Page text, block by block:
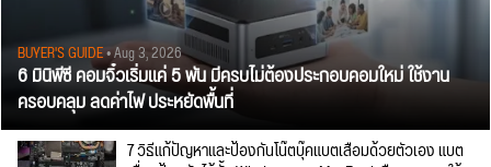
BUYER'S GUIDE• Aug 3, 2026
6 มินิพีซี คอมจิ๋วเริ่มแค่ 5 พัน มีครบไม่ต้องประกอบคอมใหม่ ใช้งาน
ครอบคลุม ลดค่าไฟ ประหยัดพื้นที่
7 วิธีแก้ปัญหาและป้องกันโน๊ตบุ๊คแบตเสื่อมด้วยตัวเอง แบต